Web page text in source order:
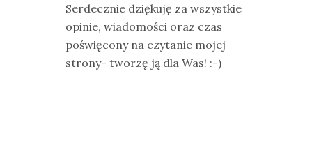
Serdecznie dziękuję za wszystkie
opinie, wiadomości oraz czas
poświęcony na czytanie mojej
strony- tworzę ją dla Was! :-)